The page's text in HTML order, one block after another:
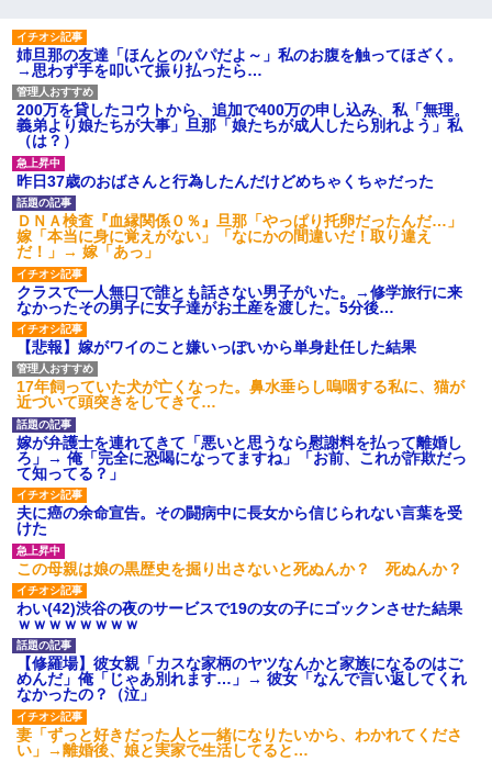
姉旦那の友達「ほんとのパパだよ～」私のお腹を触ってほざく。
→思わず手を叩いて振り払ったら…
200万を貸したコウトから、追加で400万の申し込み、私「無理。
義弟より娘たちが大事」旦那「娘たちが成人したら別れよう」私
（は？）
昨日37歳のおばさんと行為したんだけどめちゃくちゃだった
ＤＮＡ検査『血縁関係０％』旦那「やっぱり托卵だったんだ…」
嫁「本当に身に覚えがない」「なにかの間違いだ！取り違え
だ！」→ 嫁「あっ」
クラスで一人無口で誰とも話さない男子がいた。→修学旅行に来
なかったその男子に女子達がお土産を渡した。5分後…
【悲報】嫁がワイのこと嫌いっぽいから単身赴任した結果
17年飼っていた犬が亡くなった。鼻水垂らし嗚咽する私に、猫が
近づいて頭突きをしてきて…
嫁が弁護士を連れてきて「悪いと思うなら慰謝料を払って離婚し
ろ」→ 俺「完全に恐喝になってますね」「お前、これが詐欺だっ
て知ってる？」
夫に癌の余命宣告。その闘病中に長女から信じられない言葉を受
けた
この母親は娘の黒歴史を掘り出さないと死ぬんか？ 死ぬんか？
わい(42)渋谷の夜のサービスで19の女の子にゴックンさせた結果
ｗｗｗｗｗｗｗｗ
【修羅場】彼女親「カスな家柄のヤツなんかと家族になるのはご
めんだ」俺「じゃあ別れます…」→ 彼女「なんで言い返してくれ
なかったの？（泣」
妻「ずっと好きだった人と一緒になりたいから、わかれてくださ
い」→離婚後、娘と実家で生活してると…